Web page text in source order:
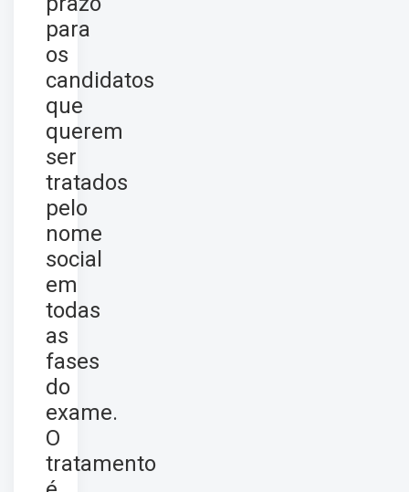
para
os
candidatos
que
querem
ser
tratados
pelo
nome
social
em
todas
as
fases
do
exame.
O
tratamento